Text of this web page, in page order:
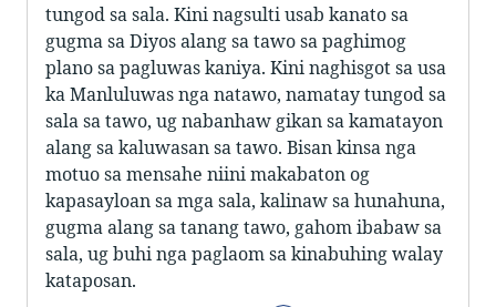
tungod sa sala. Kini nagsulti usab kanato sa
gugma sa Diyos alang sa tawo sa paghimog
plano sa pagluwas kaniya. Kini naghisgot sa usa
ka Manluluwas nga natawo, namatay tungod sa
sala sa tawo, ug nabanhaw gikan sa kamatayon
alang sa kaluwasan sa tawo. Bisan kinsa nga
motuo sa mensahe niini makabaton og
kapasayloan sa mga sala, kalinaw sa hunahuna,
gugma alang sa tanang tawo, gahom ibabaw sa
sala, ug buhi nga paglaom sa kinabuhing walay
kataposan.